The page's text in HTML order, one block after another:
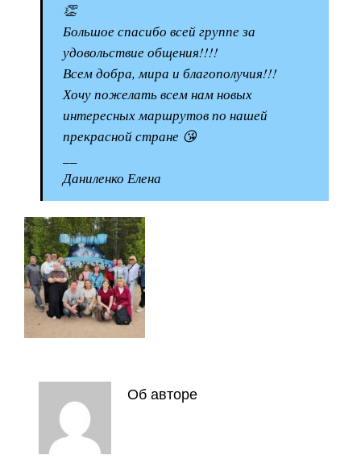
👏
Большое спасибо всей группе за
удовольствие общения!!!!
Всем добра, мира и благополучия!!!
Хочу пожелать всем нам новых
интересных маршрутов по нашей
прекрасной стране 😘
Даниленко Елена
Об авторе